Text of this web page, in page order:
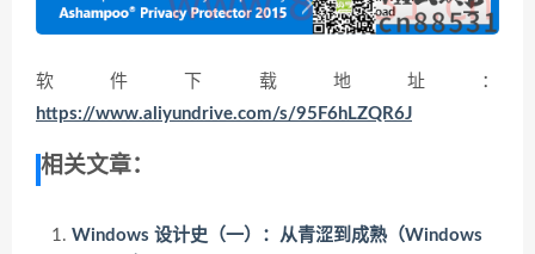
软件下载地址：
https://www.aliyundrive.com/s/95F6hLZQR6J
相关文章：
Windows 设计史（一）：从青涩到成熟（Windows